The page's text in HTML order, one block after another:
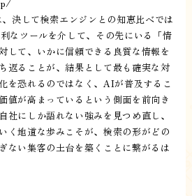
決して検索エンジンとの知恵比べでは
なツールを介して、その先にいる「情
して、いかに信頼できる良質な情報を
返ることが、結果として最も確実な対
を恐れるのではなく、AIが普及するこ
値が高まっているという側面を前向き
社にしか語れない強みを見つめ直し、
く地道な歩みこそが、検索の形がどの
ない集客の土台を築くことに繋がるは